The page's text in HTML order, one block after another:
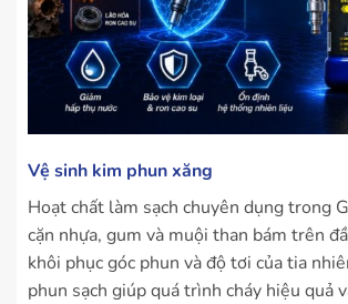
Vệ sinh kim phun xăng
Hoạt chất làm sạch chuyên dụng trong
cặn nhựa, gum và muội than bám trên
khôi phục góc phun và độ tơi của tia
phun sạch giúp quá trình cháy hiệu quả